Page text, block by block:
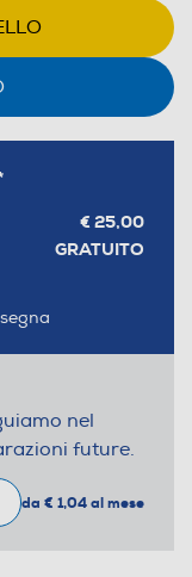
€ 25,00
GRATUITO
nel
future.
da € 1,04 al mese